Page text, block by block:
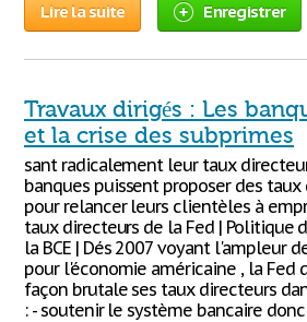
Lire la suite Enregistrer
Travaux dirigés : Les
et la crise des subprimes
sant radicalement leur taux
banques puissent proposer des
pour relancer leurs clientèles à
taux directeurs de la Fed | Politique
la BCE | Dés 2007 voyant l'ampleur
pour l'économie américaine , la Fed
façon brutale ses taux directeurs
: - soutenir le système bancaire